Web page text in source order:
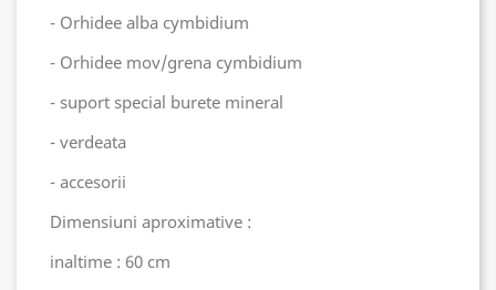
- Orhidee alba cymbidium
- Orhidee mov/grena cymbidium
- suport special burete mineral
- verdeata
- accesorii
Dimensiuni aproximative :
inaltime : 60 cm